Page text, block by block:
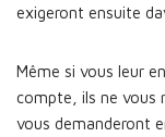
exigeront ensuite
Même si vous leur
compte, ils ne vous
vous demanderont